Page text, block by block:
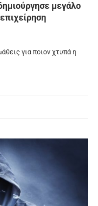
μεγάλο
για ποιον χτυπά η